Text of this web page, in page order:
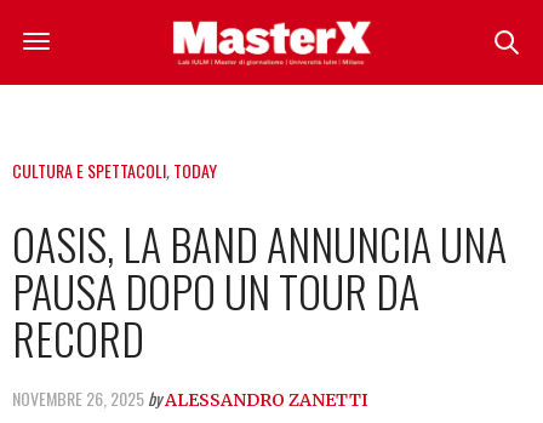
CULTURA E SPETTACOLI,TODAY
OASIS, LA BAND ANNUNCIA UNA
PAUSA DOPO UN TOUR DA
RECORD
NOVEMBRE 26, 2025byALESSANDRO ZANETTI